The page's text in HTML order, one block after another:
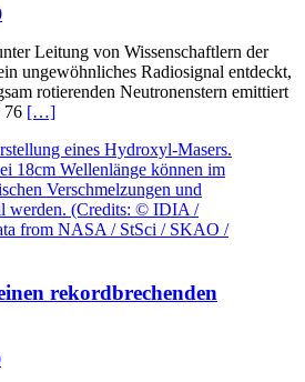
Leitung von Wissenschaftlern der
ungewöhnliches Radiosignal entdeckt,
rotierenden Neutronenstern emittiert
76 […]
rekordbrechenden